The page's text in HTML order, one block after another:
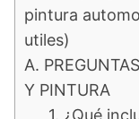
pintura
utiles)
A.
Y PINTURA
1. ¿Qué